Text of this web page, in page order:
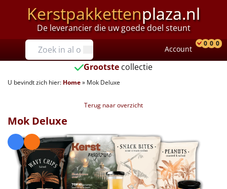
Kerstpakkettenplaza.nl
De leverancier die uw goede doel steunt
Prijzen
Tot €25
€25 tot €35
€40 tot €45
€45 tot €50
€50 tot €55
Account
0 0 0
Grootste collectie
U bevindt zich hier: Home» Mok Deluxe
Terug naar overzicht
Mok Deluxe